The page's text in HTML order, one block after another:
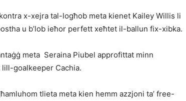
x-xejra tal-logħob meta kienet Kailey Willis li
u b’lob ieħor perfett xeħtet il-ballun fix-xibka.
meta Seraina Piubel approfittat minn
goalkeeper Ca­chia.
tlieta meta kien hemm azzjoni ta’ free-